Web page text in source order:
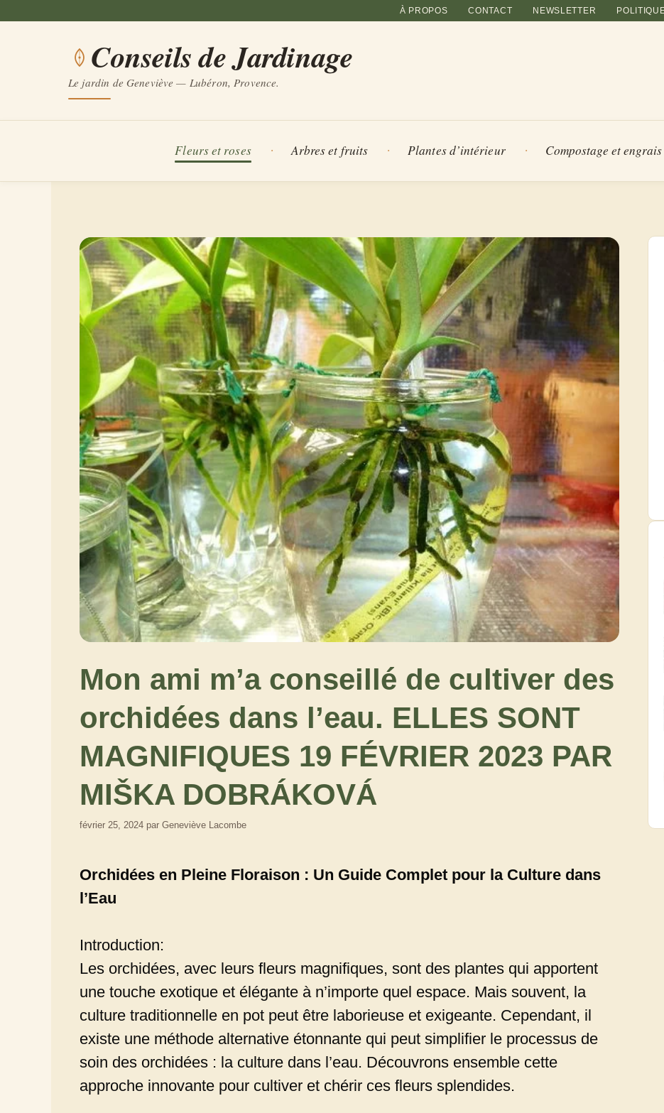
À PROPOS CONTACT NEWSLETTER
Conseils de Jardinage
Le jardin de Geneviève — Lubéron, Provence.
Fleurs et roses Arbres et fruits Plantes d’intérieur Compostage et engrais
Mon ami m’a conseillé de cultiver des
orchidées dans l’eau. ELLES SONT
MAGNIFIQUES 19 FÉVRIER 2023 PAR
MIŠKA DOBRÁKOVÁ
février 25, 2024 par Geneviève Lacombe
Orchidées en Pleine Floraison : Un Guide Complet pour la Culture dans
l’Eau
Introduction:
Les orchidées, avec leurs fleurs magnifiques, sont des plantes qui apportent
une touche exotique et élégante à n’importe quel espace. Mais souvent, la
culture traditionnelle en pot peut être laborieuse et exigeante. Cependant, il
existe une méthode alternative étonnante qui peut simplifier le processus de
soin des orchidées : la culture dans l’eau. Découvrons ensemble cette
approche innovante pour cultiver et chérir ces fleurs splendides.